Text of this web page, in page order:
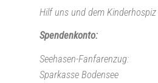
Hilf uns und dem
Spendenkonto:
Seehasen-Fanfarenzug:
Sparkasse Bodensee